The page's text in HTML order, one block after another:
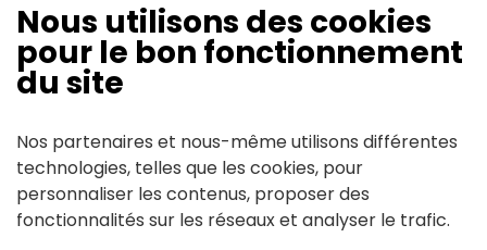
Nous utilisons des cookies
pour le bon fonctionnement
du site
Nos partenaires et nous-même utilisons différentes
technologies, telles que les cookies, pour
personnaliser les contenus, proposer des
fonctionnalités sur les réseaux et analyser le trafic.
Compte rendu du conseil municipal